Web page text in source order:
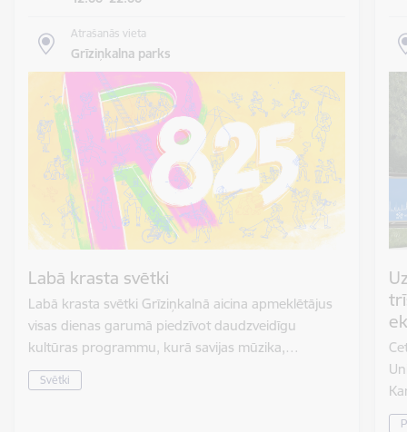
Atrašanās vieta
Grīziņkalna parks
Labā krasta svētki
Labā krasta svētki Grīziņkalnā aicina apmeklētājus
visas dienas garumā piedzīvot daudzveidīgu
kultūras programmu, kurā savijas mūzika,…
Svētki